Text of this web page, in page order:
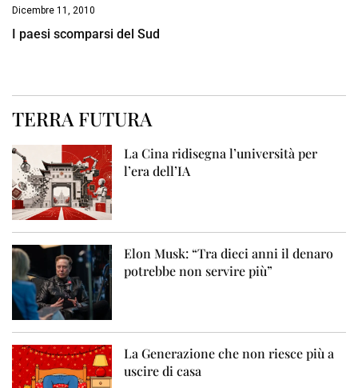
Dicembre 11, 2010
I paesi scomparsi del Sud
TERRA FUTURA
La Cina ridisegna l’università per
l’era dell’IA
Elon Musk: “Tra dieci anni il denaro
potrebbe non servire più”
La Generazione che non riesce più a
uscire di casa